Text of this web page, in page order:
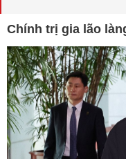
Chính trị gia lão